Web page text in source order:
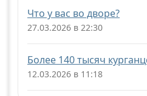
Что у вас во дворе?
27.03.2026 в 22:30
Более 140 тысяч
12.03.2026 в 11:18